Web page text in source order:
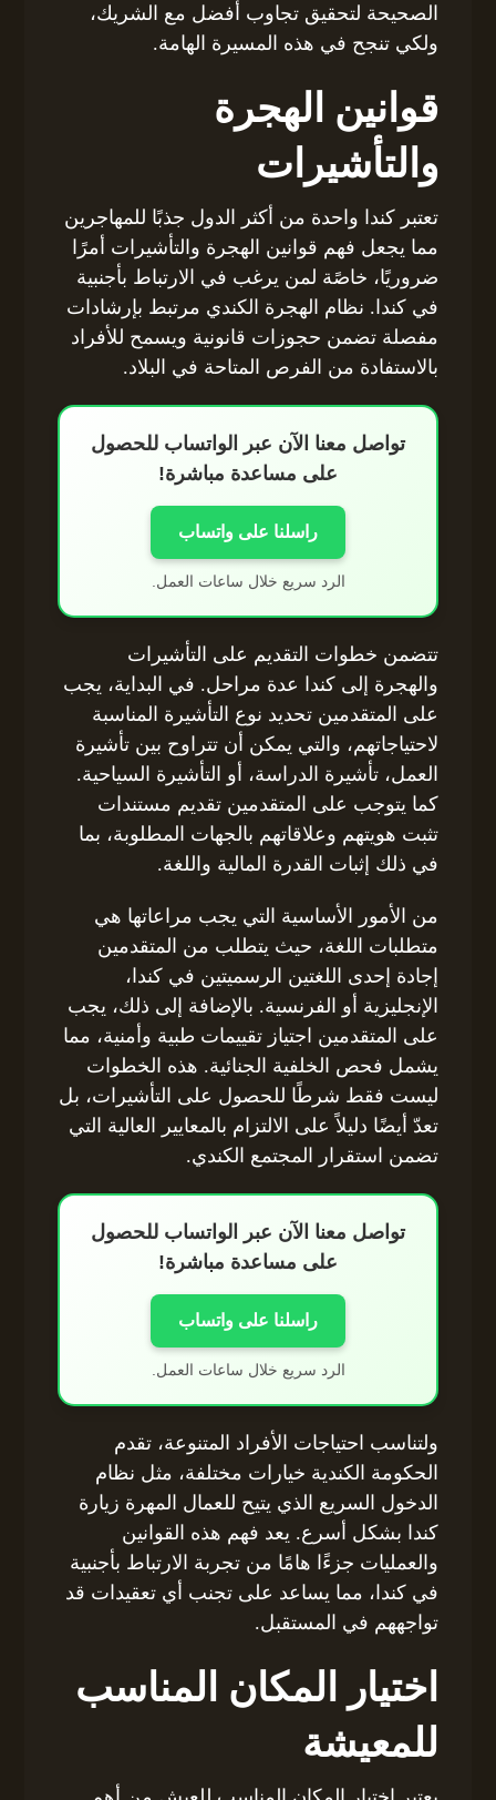
الصحيحة لتحقيق تجاوب أفضل مع الشريك،
ولكي تنجح في هذه المسيرة الهامة.
قوانين الهجرة
والتأشيرات
تعتبر كندا واحدة من أكثر الدول جذبًا للمهاجرين
مما يجعل فهم قوانين الهجرة والتأشيرات أمرًا
ضروريًا، خاصًة لمن يرغب في الارتباط بأجنبية
في كندا. نظام الهجرة الكندي مرتبط بإرشادات
مفصلة تضمن حجوزات قانونية ويسمح للأفراد
بالاستفادة من الفرص المتاحة في البلاد.
تواصل معنا الآن عبر الواتساب للحصول
على مساعدة مباشرة!
راسلنا على واتساب
الرد سريع خلال ساعات العمل.
تتضمن خطوات التقديم على التأشيرات
والهجرة إلى كندا عدة مراحل. في البداية، يجب
على المتقدمين تحديد نوع التأشيرة المناسبة
لاحتياجاتهم، والتي يمكن أن تتراوح بين تأشيرة
العمل، تأشيرة الدراسة، أو التأشيرة السياحية.
كما يتوجب على المتقدمين تقديم مستندات
تثبت هويتهم وعلاقاتهم بالجهات المطلوبة، بما
في ذلك إثبات القدرة المالية واللغة.
من الأمور الأساسية التي يجب مراعاتها هي
متطلبات اللغة، حيث يتطلب من المتقدمين
إجادة إحدى اللغتين الرسميتين في كندا،
الإنجليزية أو الفرنسية. بالإضافة إلى ذلك، يجب
على المتقدمين اجتياز تقييمات طبية وأمنية، مما
يشمل فحص الخلفية الجنائية. هذه الخطوات
ليست فقط شرطًا للحصول على التأشيرات، بل
تعدّ أيضًا دليلاً على الالتزام بالمعايير العالية التي
تضمن استقرار المجتمع الكندي.
تواصل معنا الآن عبر الواتساب للحصول
على مساعدة مباشرة!
راسلنا على واتساب
الرد سريع خلال ساعات العمل.
ولتناسب احتياجات الأفراد المتنوعة، تقدم
الحكومة الكندية خيارات مختلفة، مثل نظام
الدخول السريع الذي يتيح للعمال المهرة زيارة
كندا بشكل أسرع. يعد فهم هذه القوانين
والعمليات جزءًا هامًا من تجربة الارتباط بأجنبية
في كندا، مما يساعد على تجنب أي تعقيدات قد
تواجههم في المستقبل.
اختيار المكان المناسب
للمعيشة